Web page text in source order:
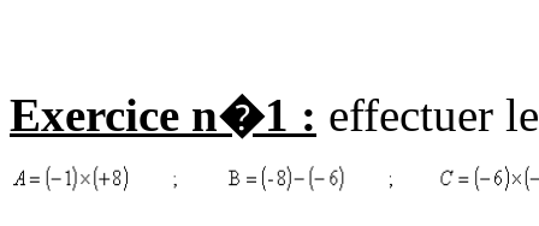
Exercice n�1 : effectuer